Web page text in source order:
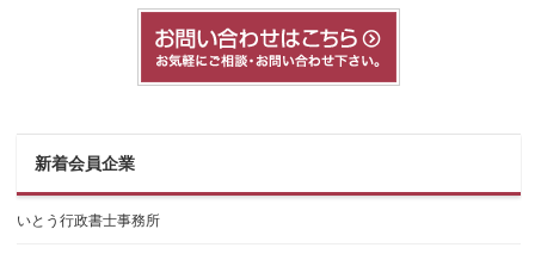
新着会員企業
いとう行政書士事務所